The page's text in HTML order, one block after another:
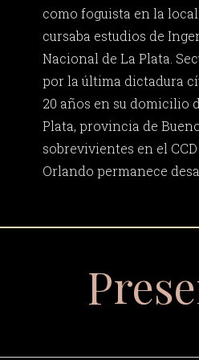
como foguista en la
cursaba estudios de
Nacional de La Plata.
por la última dictadura
20 años en su domicilio
Plata, provincia de
sobrevivientes en el
Orlando permanece